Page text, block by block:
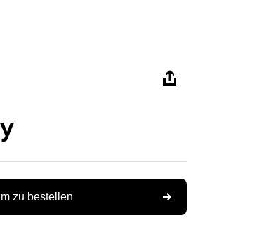
zu bestellen